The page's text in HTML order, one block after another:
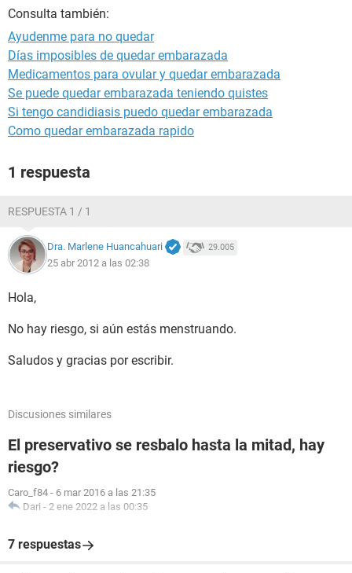
GLOSARIO
Consulta también:
Ayudenme para no quedar
Días imposibles de quedar embarazada
Medicamentos para ovular y quedar embarazada
Se puede quedar embarazada teniendo quistes
Si tengo candidiasis puedo quedar embarazada
Como quedar embarazada rapido
1 respuesta
RESPUESTA 1 / 1
Dra. Marlene Huancahuari 29.005
25 abr 2012 a las 02:38
Hola,
No hay riesgo, si aún estás menstruando.
Saludos y gracias por escribir.
Discusiones similares
El preservativo se resbalo hasta la mitad, hay
riesgo?
Caro_f84 - 6 mar 2016 a las 21:35
Dari - 2 ene 2022 a las 00:35
7 respuestas